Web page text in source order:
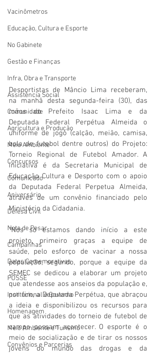
Vacinômetros
Educação, Cultura e Esporte
No Gabinete
Gestão e Finanças
Infra, Obra e Transporte
Assistência Social
Comunidade
Agricultura e Produção
Meio Ambiente
Concursos
Comunicado
Aniversário
Defesa Civil
Nota de Pesar
Campanhas
Datas Comemorativas
POSSE
Institucional e Governo
Homenagem
Meio Ambiente e Turismo
Convênios e Parcerias
Desportistas de Mâncio Lima receberam,
na manhã desta segunda-feira (30), das
mãos do Prefeito Isaac Lima e da
Deputada Federal Perpétua Almeida o
uniforme de jogo (calção, meião, camisa,
bola de futebol dentre outros) do Projeto:
Torneio Regional de Futebol Amador. A
iniciativa é da Secretaria Municipal de
Educação Cultura e Desporto com o apoio
da Deputada Federal Perpetua Almeida,
através de um convênio financiado pelo
Ministério da Cidadania.
“Nós só estamos dando início a este
projeto, primeiro graças a equipe de
saúde, pelo esforço de vacinar a nossa
população, segundo, porque a equipe da
SEMEC se dedicou a elaborar um projeto
que atendesse aos anseios da população e,
por fim, a Deputada Perpétua, que abraçou
a ideia e disponibilizou os recursos para
que as atividades do torneio de futebol de
campo possam acontecer. O esporte é o
meio de socialização e de tirar os nossos
jovens do mundo das drogas e da